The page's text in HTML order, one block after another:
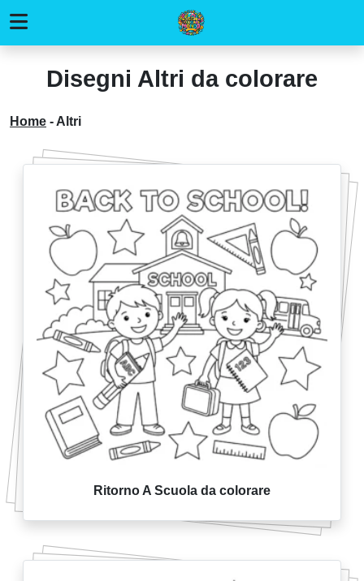
Disegni Altri da colorare
Home - Altri
Ritorno A Scuola da colorare